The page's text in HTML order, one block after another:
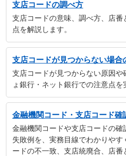
支店コードの調べ方
支店コードの意味、調べ方、店
点を解説します。
支店コードが見つからない場合
支店コードが見つからない原因や
ょ銀行・ネット銀行での注意点を
金融機関コード・支店コード確
金融機関コードや支店コードの
失敗例を、実務目線でわかりやす
ードの不一致、支店統廃合、店